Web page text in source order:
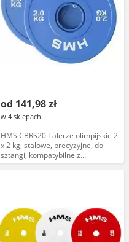
od 141,98 zł
w 4 sklepach
HMS CBRS20 Talerze olimpijskie 2
x 2 kg, stalowe, precyzyjne, do
sztangi, kompatybilne z
olimpijskimi zaciskami